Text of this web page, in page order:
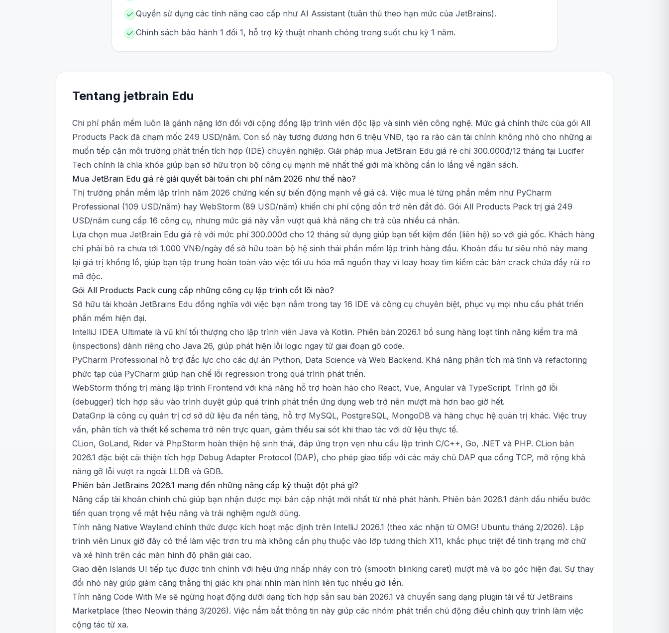
Quyền sử dụng các tính năng cao cấp như AI Assistant (tuân thủ theo hạn mức của JetBrains).
Chính sách bảo hành 1 đổi 1, hỗ trợ kỹ thuật nhanh chóng trong suốt chu kỳ 1 năm.
Tentang jetbrain Edu
Chi phí phần mềm luôn là gánh nặng lớn đối với cộng đồng lập trình viên độc lập và sinh viên công nghệ. Mức giá chính thức của gói All
Products Pack đã chạm mốc 249 USD/năm. Con số này tương đương hơn 6 triệu VNĐ, tạo ra rào cản tài chính không nhỏ cho những ai
muốn tiếp cận môi trường phát triển tích hợp (IDE) chuyên nghiệp. Giải pháp mua JetBrain Edu giá rẻ chỉ 300.000đ/12 tháng tại Lucifer
Tech chính là chìa khóa giúp bạn sở hữu trọn bộ công cụ mạnh mẽ nhất thế giới mà không cần lo lắng về ngân sách.
Mua JetBrain Edu giá rẻ giải quyết bài toán chi phí năm 2026 như thế nào?
Thị trường phần mềm lập trình năm 2026 chứng kiến sự biến động mạnh về giá cả. Việc mua lẻ từng phần mềm như PyCharm
Professional (109 USD/năm) hay WebStorm (89 USD/năm) khiến chi phí cộng dồn trở nên đắt đỏ. Gói All Products Pack trị giá 249
USD/năm cung cấp 16 công cụ, nhưng mức giá này vẫn vượt quá khả năng chi trả của nhiều cá nhân.
Lựa chọn mua JetBrain Edu giá rẻ với mức phí 300.000đ cho 12 tháng sử dụng giúp bạn tiết kiệm đến (liên hệ) so với giá gốc. Khách hàng
chỉ phải bỏ ra chưa tới 1.000 VNĐ/ngày để sở hữu toàn bộ hệ sinh thái phần mềm lập trình hàng đầu. Khoản đầu tư siêu nhỏ này mang
lại giá trị khổng lồ, giúp bạn tập trung hoàn toàn vào việc tối ưu hóa mã nguồn thay vì loay hoay tìm kiếm các bản crack chứa đầy rủi ro
mã độc.
Gói All Products Pack cung cấp những công cụ lập trình cốt lõi nào?
Sở hữu tài khoản JetBrains Edu đồng nghĩa với việc bạn nắm trong tay 16 IDE và công cụ chuyên biệt, phục vụ mọi nhu cầu phát triển
phần mềm hiện đại.
IntelliJ IDEA Ultimate là vũ khí tối thượng cho lập trình viên Java và Kotlin. Phiên bản 2026.1 bổ sung hàng loạt tính năng kiểm tra mã
(inspections) dành riêng cho Java 26, giúp phát hiện lỗi logic ngay từ giai đoạn gõ code.
PyCharm Professional hỗ trợ đắc lực cho các dự án Python, Data Science và Web Backend. Khả năng phân tích mã tĩnh và refactoring
phức tạp của PyCharm giúp hạn chế lỗi regression trong quá trình phát triển.
WebStorm thống trị mảng lập trình Frontend với khả năng hỗ trợ hoàn hảo cho React, Vue, Angular và TypeScript. Trình gỡ lỗi
(debugger) tích hợp sâu vào trình duyệt giúp quá trình phát triển ứng dụng web trở nên mượt mà hơn bao giờ hết.
DataGrip là công cụ quản trị cơ sở dữ liệu đa nền tảng, hỗ trợ MySQL, PostgreSQL, MongoDB và hàng chục hệ quản trị khác. Việc truy
vấn, phân tích và thiết kế schema trở nên trực quan, giảm thiểu sai sót khi thao tác với dữ liệu thực tế.
CLion, GoLand, Rider và PhpStorm hoàn thiện hệ sinh thái, đáp ứng trọn vẹn nhu cầu lập trình C/C++, Go, .NET và PHP. CLion bản
2026.1 đặc biệt cải thiện tích hợp Debug Adapter Protocol (DAP), cho phép giao tiếp với các máy chủ DAP qua cổng TCP, mở rộng khả
năng gỡ lỗi vượt ra ngoài LLDB và GDB.
Phiên bản JetBrains 2026.1 mang đến những nâng cấp kỹ thuật đột phá gì?
Nâng cấp tài khoản chính chủ giúp bạn nhận được mọi bản cập nhật mới nhất từ nhà phát hành. Phiên bản 2026.1 đánh dấu nhiều bước
tiến quan trọng về mặt hiệu năng và trải nghiệm người dùng.
Tính năng Native Wayland chính thức được kích hoạt mặc định trên IntelliJ 2026.1 (theo xác nhận từ OMG! Ubuntu tháng 2/2026). Lập
trình viên Linux giờ đây có thể làm việc trơn tru mà không cần phụ thuộc vào lớp tương thích X11, khắc phục triệt để tình trạng mờ chữ
và xé hình trên các màn hình độ phân giải cao.
Giao diện Islands UI tiếp tục được tinh chỉnh với hiệu ứng nhấp nháy con trỏ (smooth blinking caret) mượt mà và bo góc hiện đại. Sự thay
đổi nhỏ này giúp giảm căng thẳng thị giác khi phải nhìn màn hình liên tục nhiều giờ liền.
Tính năng Code With Me sẽ ngừng hoạt động dưới dạng tích hợp sẵn sau bản 2026.1 và chuyển sang dạng plugin tải về từ JetBrains
Marketplace (theo Neowin tháng 3/2026). Việc nắm bắt thông tin này giúp các nhóm phát triển chủ động điều chỉnh quy trình làm việc
cộng tác từ xa.